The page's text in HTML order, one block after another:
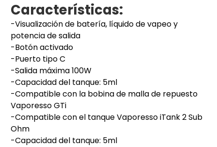
Características:
-Visualización de batería, líquido de vapeo y
potencia de salida
-Botón activado
-Puerto tipo C
-Salida máxima 100W
-Capacidad del tanque: 5ml
-Compatible con la bobina de malla de repuesto
Vaporesso GTi
-Compatible con el tanque Vaporesso iTank 2 Sub
Ohm
-Capacidad del tanque: 5ml